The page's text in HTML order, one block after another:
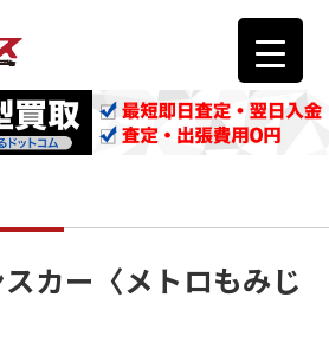
カー〈メトロもみじ